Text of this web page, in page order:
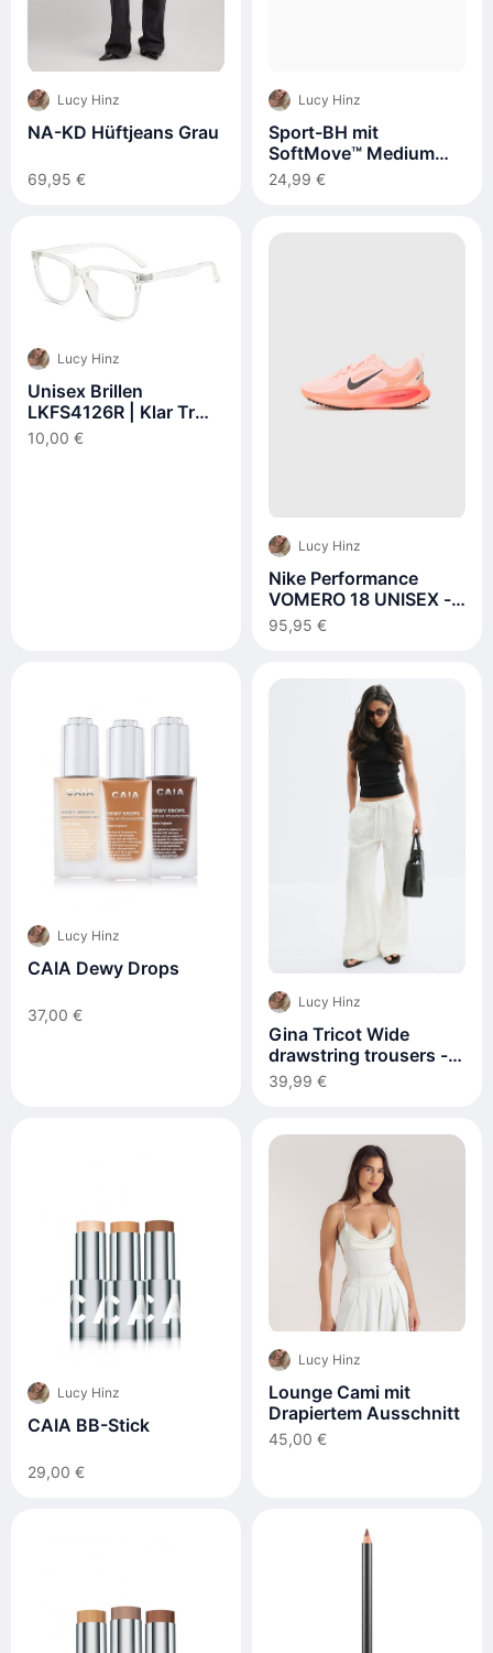
Lucy Hinz
NA-KD Hüftjeans Grau
69,95 €
Lucy Hinz
Sport-BH mit
SoftMove™ Medium
Support
24,99 €
Lucy Hinz
Unisex Brillen
LKFS4126R | Klar Tr
Mittel Quadratisch
Fassung | Firmoo DE
10,00 €
Lucy Hinz
Nike Performance
VOMERO 18 UNISEX -
Laufschuh
95,95 €
Lucy Hinz
CAIA Dewy Drops
37,00 €
Lucy Hinz
Gina Tricot Wide
drawstring trousers -
Weiß
39,99 €
Lucy Hinz
CAIA BB-Stick
29,00 €
Lucy Hinz
Lounge Cami mit
Drapiertem Ausschnitt
45,00 €